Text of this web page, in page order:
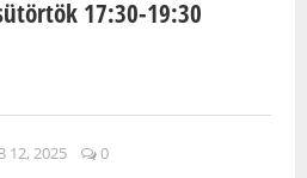
17:30-19:30
12, 2025 0